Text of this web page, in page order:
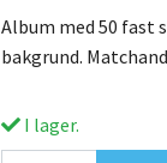
Album med 50 fast
bakgrund.
I lager.